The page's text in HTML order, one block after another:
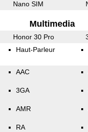
Nano SIM
Multimedia
Honor 30 Pro
Haut-Parleur
AAC
3GA
AMR
RA